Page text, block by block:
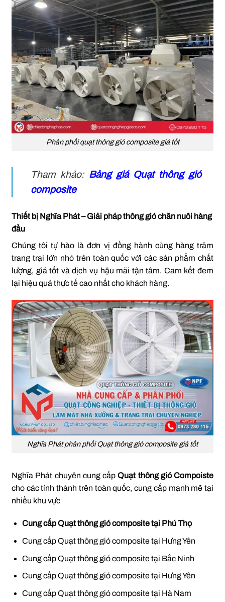
Phân phối quạt thông gió composite giá tốt
Tham khảo: Bảng giá Quạt thông gió
composite
Thiết bị Nghĩa Phát – Giải pháp thông gió chăn nuôi hàng
đầu
Chúng tôi tự hào là đơn vị đồng hành cùng hàng trăm
trang trại lớn nhỏ trên toàn quốc với các sản phẩm chất
lượng, giá tốt và dịch vụ hậu mãi tận tâm. Cam kết đem
lại hiệu quả thực tế cao nhất cho khách hàng.
Nghĩa Phát phân phối Quạt thông gió composite giá tốt
Nghĩa Phát chuyên cung cấpQuạt thông gió Compoiste
cho các tỉnh thành trên toàn quốc, cung cấp mạnh mẽ tại
nhiều khu vực
Cung cấp Quạt thông gió composite tại Phú Thọ
Cung cấp Quạt thông gió composite tại Hưng Yên
Cung cấp Quạt thông gió composite tại Bắc Ninh
Cung cấp Quạt thông gió composite tại Hưng Yên
Cung cấp Quạt thông gió composite tại Hà Nam